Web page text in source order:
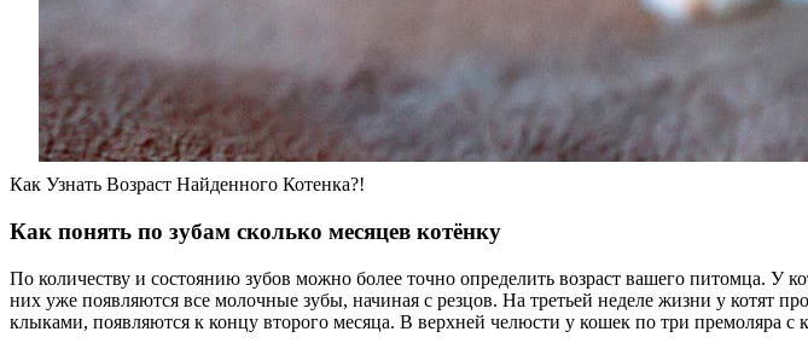
Как Узнать Возраст Найденного Котенка?!
Как понять по зубам сколько месяцев котёнку
По количеству и состоянию зубов можно более точно определить возраст вашего питомца. У
них уже появляются все молочные зубы, начиная с резцов. На третьей неделе жизни у котят
клыками, появляются к концу второго месяца. В верхней челюсти у кошек по три премоляра